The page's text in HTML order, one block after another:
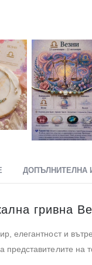
ДОПЪЛНИТЕЛНА
гривна
елегантност и
представителите на